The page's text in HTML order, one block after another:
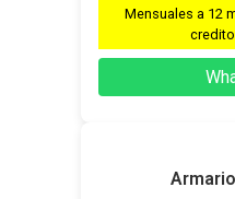
Mensuales a 12